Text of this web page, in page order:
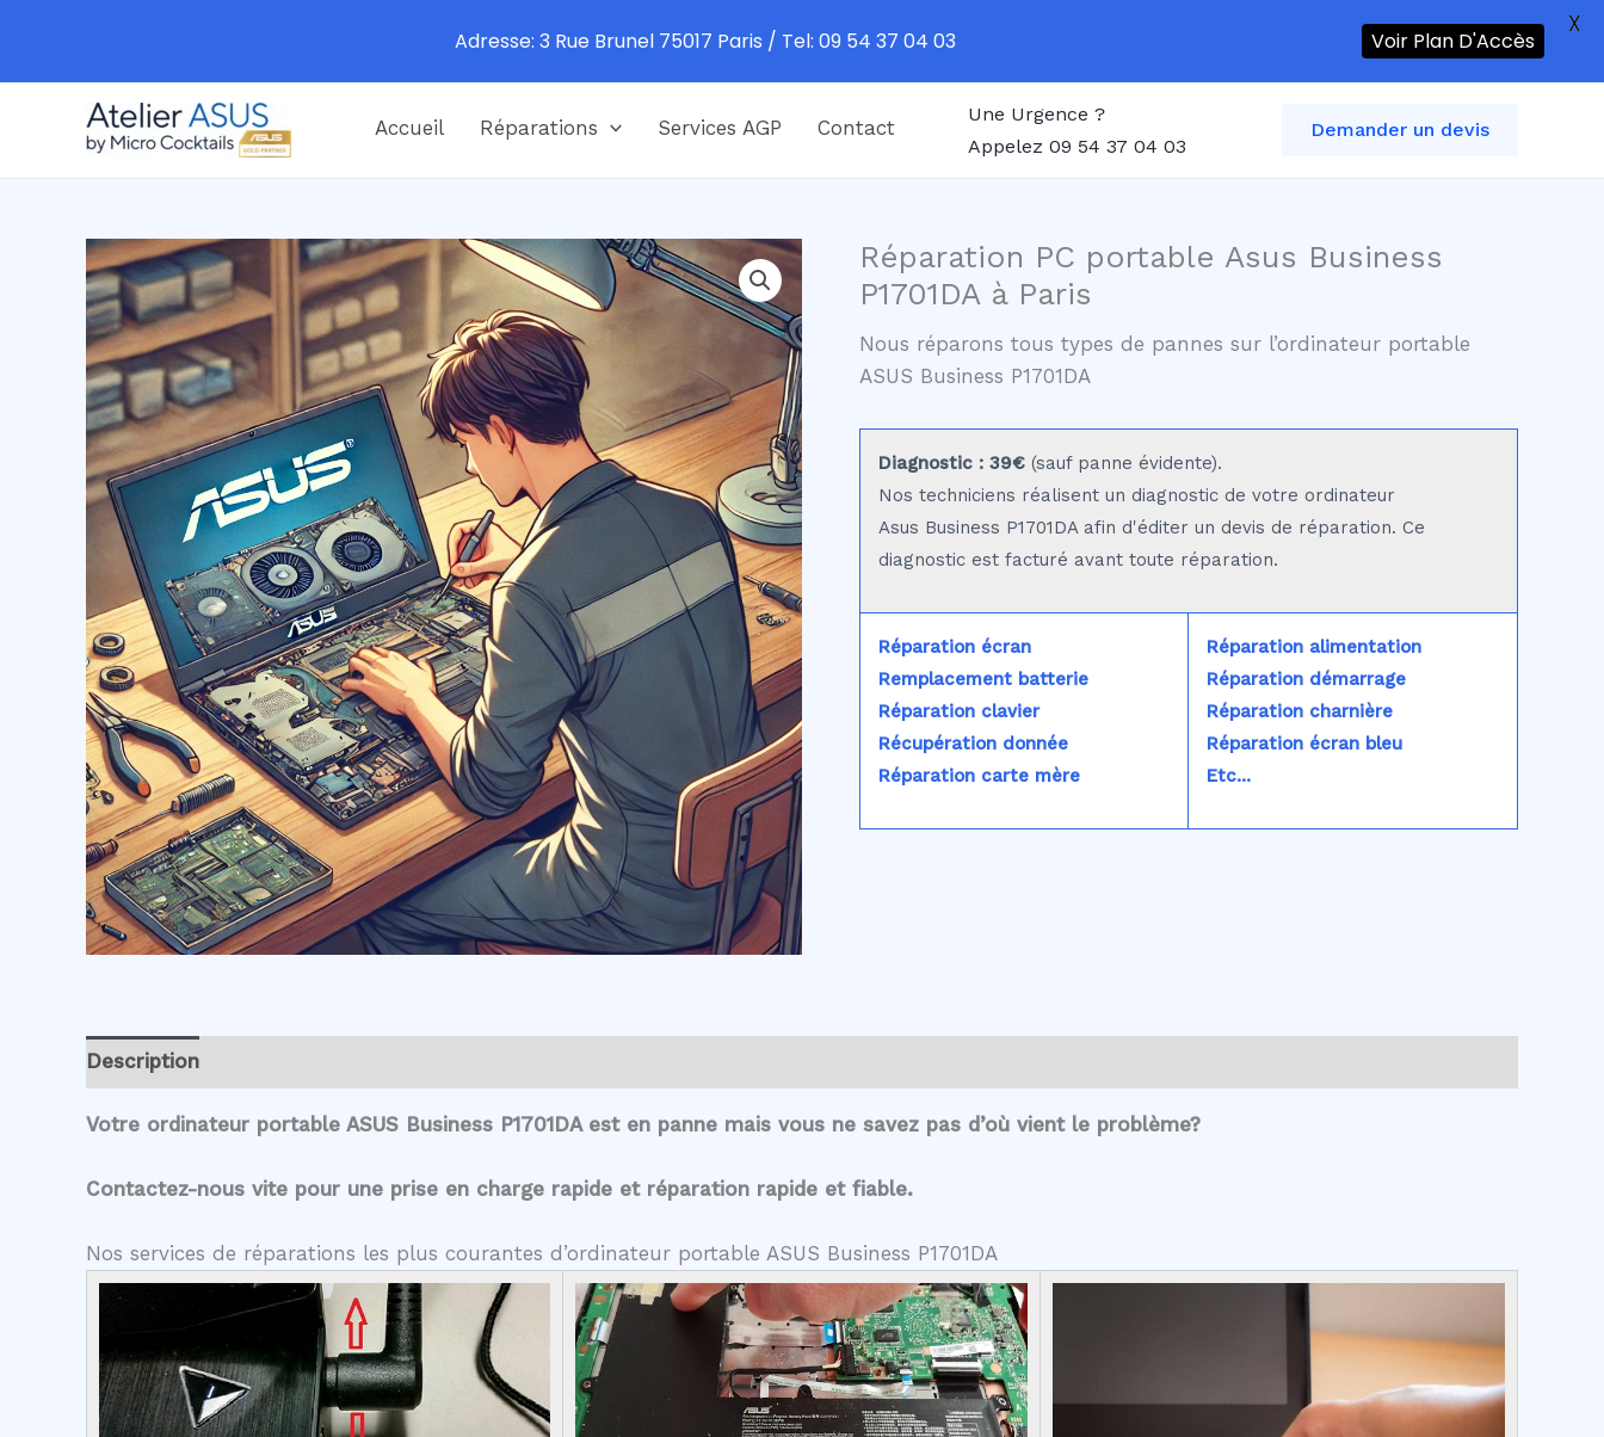
Accueil Réparations Services AGP Contact
Une Urgence ?
Appelez 09 54 37 04 03
Demander un devis
Réparation PC portable Asus Business
P1701DA à Paris
Nous réparons tous types de pannes sur l’ordinateur portable
ASUS Business P1701DA
Diagnostic : 39€ (sauf panne évidente).
Nos techniciens réalisent un diagnostic de votre ordinateur
Asus Business P1701DA afin d'éditer un devis de réparation. Ce
diagnostic est facturé avant toute réparation.
Réparation écran
Remplacement batterie
Réparation clavier
Récupération donnée
Réparation carte mère
Réparation alimentation
Réparation démarrage
Réparation charnière
Réparation écran bleu
Etc...
Description
Votre ordinateur portable ASUS Business P1701DA est en panne mais vous ne savez pas d’où vient le problème?
Contactez-nous vite pour une prise en charge rapide et réparation rapide et fiable.
Nos services de réparations les plus courantes d’ordinateur portable ASUS Business P1701DA
Adresse: 3 Rue Brunel 75017 Paris / Tel: 09 54 37 04 03 Voir Plan D'Accès
X